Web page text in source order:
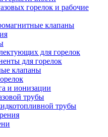
горелок и рабочие
клапаны
для горелок
для горелок
клапаны
и ионизации
трубы
трубы